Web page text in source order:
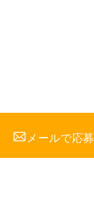
メールで応